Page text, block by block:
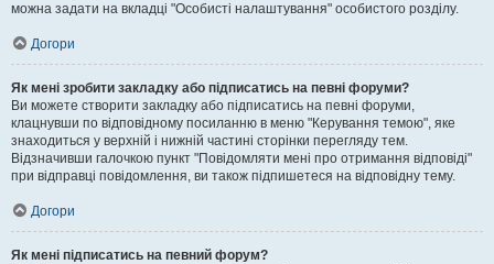
можна задати на вкладці "Особисті налаштування" особистого розділу.
Догори
Як мені зробити закладку або підписатись на певні форуми?
Ви можете створити закладку або підписатись на певні форуми,
клацнувши по відповідному посиланню в меню "Керування темою", яке
знаходиться у верхній і нижній частині сторінки перегляду тем.
Відзначивши галочкою пункт "Повідомляти мені про отримання відповіді"
при відправці повідомлення, ви також підпишетеся на відповідну тему.
Догори
Як мені підписатись на певний форум?